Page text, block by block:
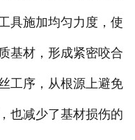
具施加均匀力度，使
基材，形成紧密咬合
工序，从根源上避免
也减少了基材损伤的